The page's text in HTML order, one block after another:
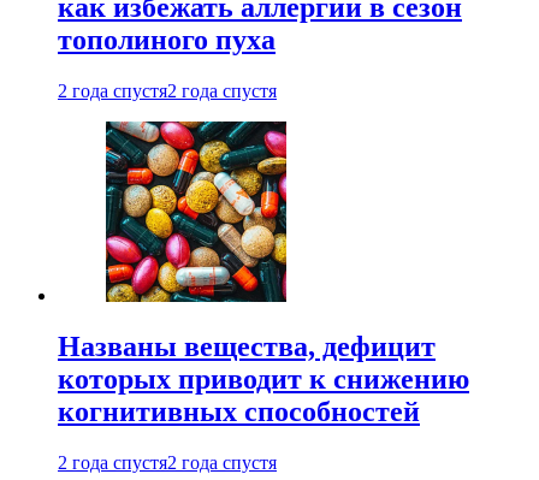
как избежать аллергии в сезон
тополиного пуха
2 года спустя2 года спустя
Названы вещества, дефицит
которых приводит к снижению
когнитивных способностей
2 года спустя2 года спустя